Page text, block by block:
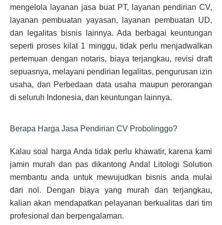
mengelola layanan jasa buat PT, layanan pendirian CV,
layanan pembuatan yayasan, layanan pembuatan UD,
dan legalitas bisnis lainnya. Ada berbagai keuntungan
seperti proses kilat 1 minggu, tidak perlu menjadwalkan
pertemuan dengan notaris, biaya terjangkau, revisi draft
sepuasnya, melayani pendirian legalitas, pengurusan izin
usaha, dan Perbedaan data usaha maupun perorangan
di seluruh Indonesia, dan keuntungan lainnya.
Berapa Harga Jasa Pendirian CV Probolinggo?
Kalau soal harga Anda tidak perlu khawatir, karena kami
jamin murah dan pas dikantong Anda! Litologi Solution
membantu anda untuk mewujudkan bisnis anda mulai
dari nol. Dengan biaya yang murah dan terjangkau,
kalian akan mendapatkan pelayanan berkualitas dari tim
profesional dan berpengalaman.